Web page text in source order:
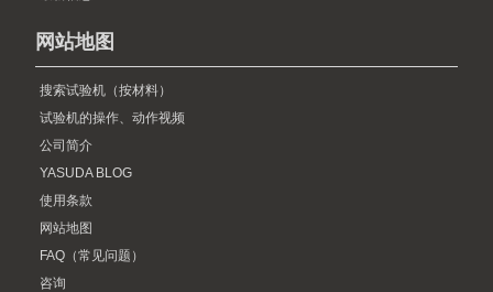
网站地图
搜索试验机（按材料）
试验机的操作、动作视频
公司简介
YASUDA BLOG
使用条款
网站地图
FAQ（常见问题）
咨询